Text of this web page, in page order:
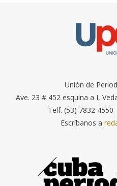
Unión de
Ave. 23 # 452 esquina a I,
Telf. (53) 7832
Escríbanos a